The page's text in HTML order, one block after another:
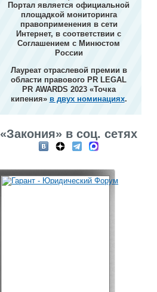
Портал является официальной
площадкой мониторинга
правоприменения в сети
Интернет, в соответствии с
Соглашением с Минюстом
России
Лауреат отраслевой премии в
области правового PR LEGAL
PR AWARDS 2023 «Точка
кипения» в двух номинациях.
«Закония» в соц. сетях